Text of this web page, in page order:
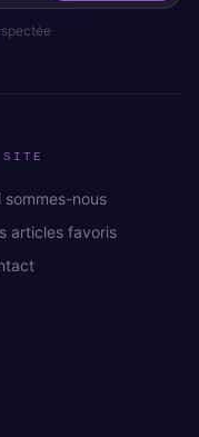
sommes-nous
articles favoris